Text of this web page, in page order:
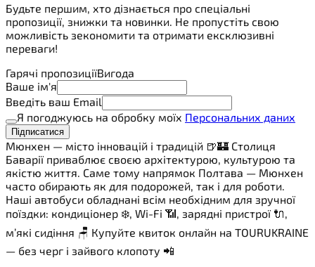
Будьте першим, хто дізнається про спеціальні
пропозиції, знижки та новинки. Не пропустіть свою
можливість зекономити та отримати ексклюзивні
переваги!
Гарячі пропозиціїВигода
Ваше ім'я
Введіть ваш Email
Я погоджуюсь на обробку моїх Персональних даних
Підписатися
Мюнхен — місто інновацій і традицій 🍺🏰 Столиця
Баварії приваблює своєю архітектурою, культурою та
якістю життя. Саме тому напрямок Полтава — Мюнхен
часто обирають як для подорожей, так і для роботи.
Наші автобуси обладнані всім необхідним для зручної
поїздки: кондиціонер ❄️, Wi-Fi 📶, зарядні пристрої 🔌,
м’які сидіння 🪑 Купуйте квиток онлайн на TOURUKRAINE
— без черг і зайвого клопоту 📲